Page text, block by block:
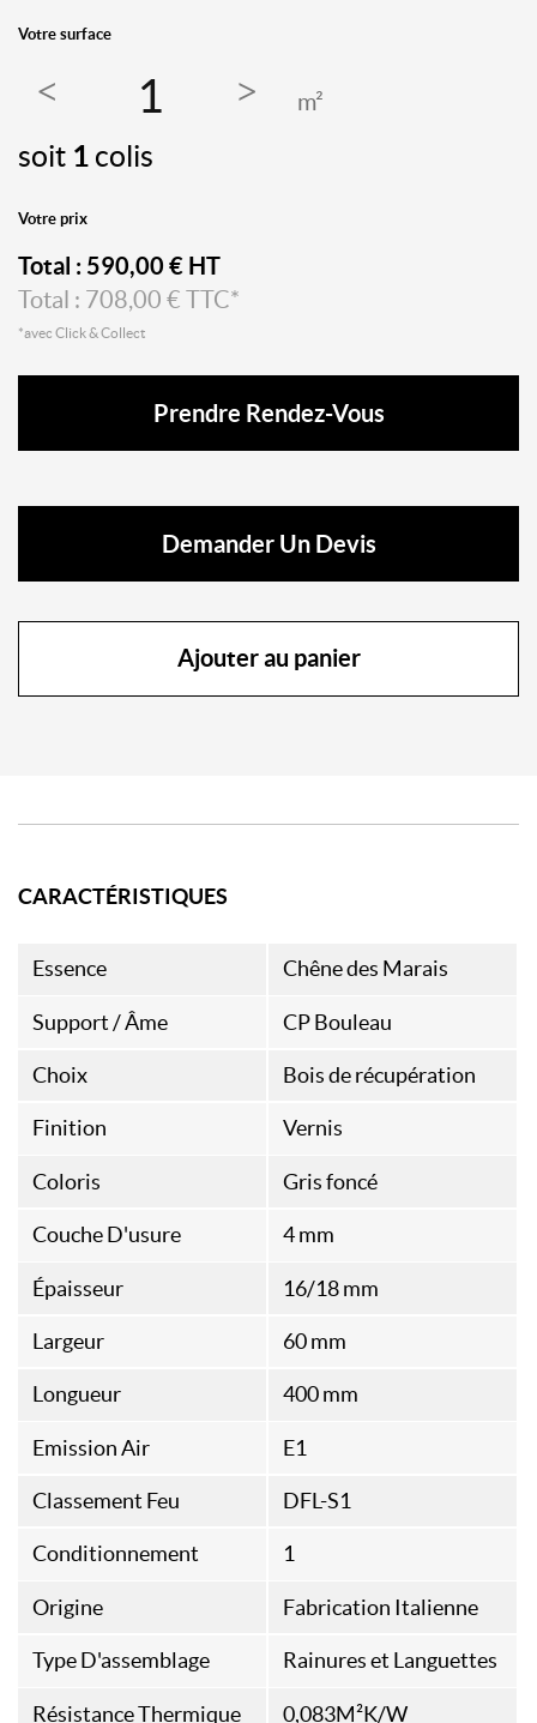
Votre surface
m²
soit 1 colis
Votre prix
Total : 590,00 € HT
Total : 708,00 € TTC*
*avec Click & Collect
Prendre Rendez-Vous
Demander Un Devis
Ajouter au panier
CARACTÉRISTIQUES
Essence Chêne des Marais
Support / Âme CP Bouleau
Choix Bois de récupération
Finition Vernis
Coloris Gris foncé
Couche D'usure 4 mm
Épaisseur 16/18 mm
Largeur 60 mm
Longueur 400 mm
Emission Air E1
Classement Feu DFL-S1
Conditionnement 1
Origine Fabrication Italienne
Type D'assemblage Rainures et Languettes
Résistance Thermique 0,083M²K/W